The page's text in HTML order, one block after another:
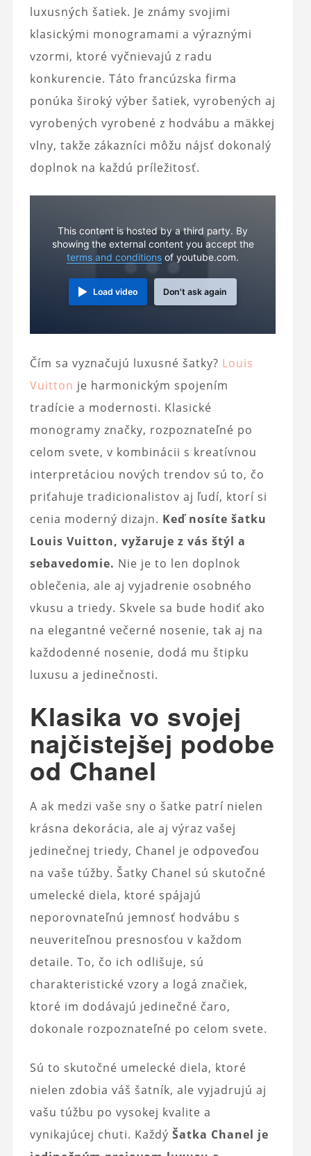
luxusných šatiek. Je známy svojimi
klasickými monogramami a výraznými
vzormi, ktoré vyčnievajú z radu
konkurencie. Táto francúzska firma
ponúka široký výber šatiek, vyrobených aj
vyrobených vyrobené z hodvábu a mäkkej
vlny, takže zákazníci môžu nájsť dokonalý
doplnok na každú príležitosť.
This content is hosted by a third party. By
showing the external content you accept the
terms and conditions of youtube.com.
Load video Don't ask again
Čím sa vyznačujú luxusné šatky? Louis
Vuitton je harmonickým spojením
tradície a modernosti. Klasické
monogramy značky, rozpoznateľné po
celom svete, v kombinácii s kreatívnou
interpretáciou nových trendov sú to, čo
priťahuje tradicionalistov aj ľudí, ktorí si
cenia moderný dizajn. Keď nosíte šatku
Louis Vuitton, vyžaruje z vás štýl a
sebavedomie. Nie je to len doplnok
oblečenia, ale aj vyjadrenie osobného
vkusu a triedy. Skvele sa bude hodiť ako
na elegantné večerné nosenie, tak aj na
každodenné nosenie, dodá mu štipku
luxusu a jedinečnosti.
Klasika vo svojej
najčistejšej podobe
od Chanel
A ak medzi vaše sny o šatke patrí nielen
krásna dekorácia, ale aj výraz vašej
jedinečnej triedy, Chanel je odpoveďou
na vaše túžby. Šatky Chanel sú skutočné
umelecké diela, ktoré spájajú
neporovnateľnú jemnosť hodvábu s
neuveriteľnou presnosťou v každom
detaile. To, čo ich odlišuje, sú
charakteristické vzory a logá značiek,
ktoré im dodávajú jedinečné čaro,
dokonale rozpoznateľné po celom svete.
Sú to skutočné umelecké diela, ktoré
nielen zdobia váš šatník, ale vyjadrujú aj
vašu túžbu po vysokej kvalite a
vynikajúcej chuti. Každý Šatka Chanel je